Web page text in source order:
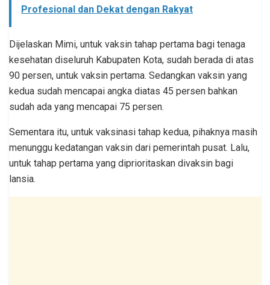
Profesional dan Dekat dengan Rakyat
Dijelaskan Mimi, untuk vaksin tahap pertama bagi tenaga
kesehatan diseluruh Kabupaten Kota, sudah berada di atas
90 persen, untuk vaksin pertama. Sedangkan vaksin yang
kedua sudah mencapai angka diatas 45 persen bahkan
sudah ada yang mencapai 75 persen.
Sementara itu, untuk vaksinasi tahap kedua, pihaknya masih
menunggu kedatangan vaksin dari pemerintah pusat. Lalu,
untuk tahap pertama yang diprioritaskan divaksin bagi
lansia.